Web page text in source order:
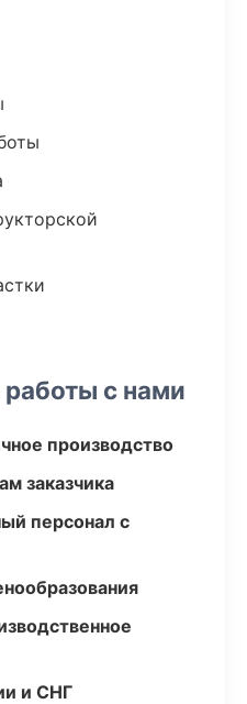
с нами
производство
заказчика
персонал с
и СНГ